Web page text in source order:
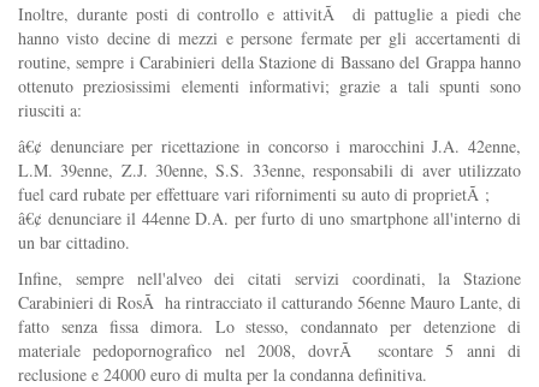
Inoltre, durante posti di controllo e attivitÃ di pattuglie a piedi che
hanno visto decine di mezzi e persone fermate per gli accertamenti di
routine, sempre i Carabinieri della Stazione di Bassano del Grappa hanno
ottenuto preziosissimi elementi informativi; grazie a tali spunti sono
riusciti a:
â€¢ denunciare per ricettazione in concorso i marocchini J.A. 42enne,
L.M. 39enne, Z.J. 30enne, S.S. 33enne, responsabili di aver utilizzato
fuel card rubate per effettuare vari rifornimenti su auto di proprietÃ ;
â€¢ denunciare il 44enne D.A. per furto di uno smartphone all'interno di
un bar cittadino.
Infine, sempre nell'alveo dei citati servizi coordinati, la Stazione
Carabinieri di RosÃ ha rintracciato il catturando 56enne Mauro Lante, di
fatto senza fissa dimora. Lo stesso, condannato per detenzione di
materiale pedopornografico nel 2008, dovrÃ scontare 5 anni di
reclusione e 24000 euro di multa per la condanna definitiva.